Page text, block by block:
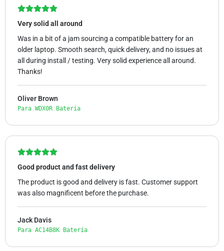
Very solid all around
Was in a bit of a jam sourcing a compatible battery for an
older laptop. Smooth search, quick delivery, and no issues at
all during install / testing. Very solid experience all around.
Thanks!
Oliver Brown
Para WDX0R Batería
Good product and fast delivery
The product is good and delivery is fast. Customer support
was also magnificent before the purchase.
Jack Davis
Para AC14B8K Batería